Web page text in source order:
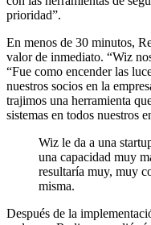
prioridad”.
En menos de 30 minutos,
valor de inmediato. “Wiz
“Fue como encender las
nuestros socios en la
trajimos una herramienta
sistemas en todos nuestros
Wiz le da a una
una capacidad muy
resultaría muy, muy
misma.
Después de la